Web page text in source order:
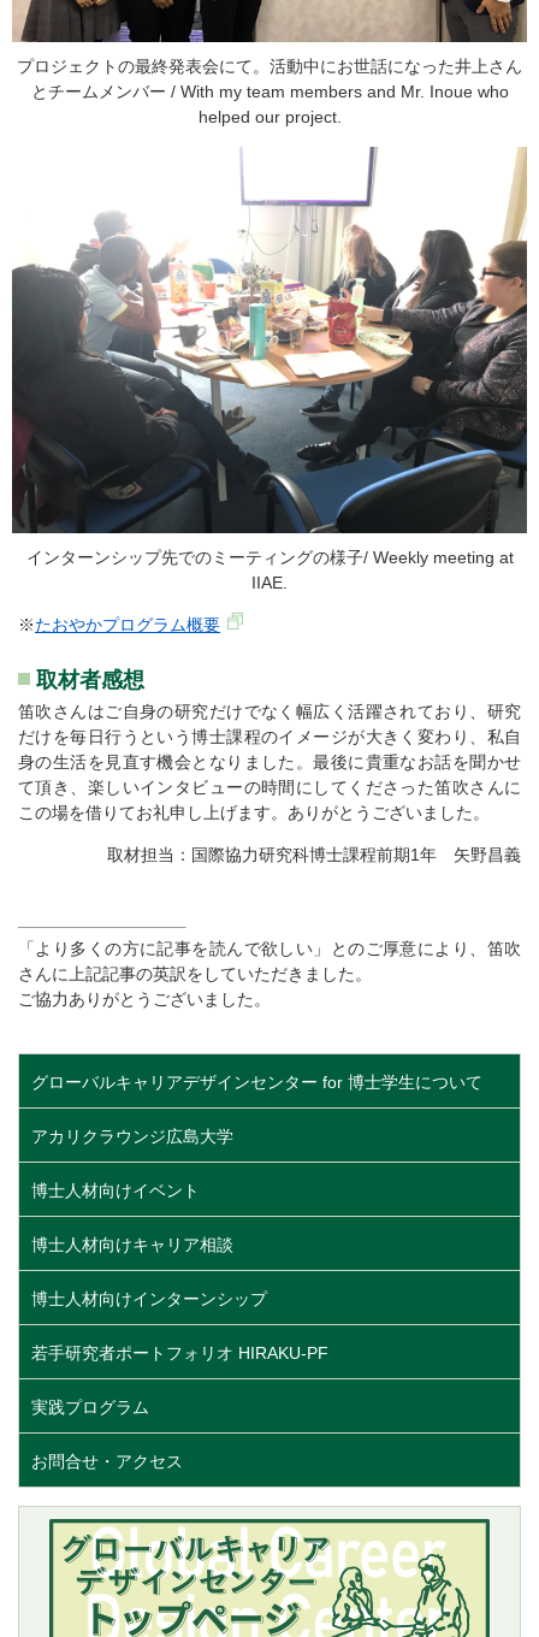
プロジェクトの最終発表会にて。活動中にお世話になった井上さん
とチームメンバー / With my team members and Mr. Inoue who
helped our project.
インターンシップ先でのミーティングの様子/ Weekly meeting at
IIAE.
※たおやかプログラム概要
取材者感想
笛吹さんはご自身の研究だけでなく幅広く活躍されており、研究
だけを毎日行うという博士課程のイメージが大きく変わり、私自
身の生活を見直す機会となりました。最後に貴重なお話を聞かせ
て頂き、楽しいインタビューの時間にしてくださった笛吹さんに
この場を借りてお礼申し上げます。ありがとうございました。
取材担当：国際協力研究科博士課程前期1年 矢野昌義
「より多くの方に記事を読んで欲しい」とのご厚意により、笛吹
さんに上記記事の英訳をしていただきました。
ご協力ありがとうございました。
グローバルキャリアデザインセンター for 博士学生について
アカリクラウンジ広島大学
博士人材向けイベント
博士人材向けキャリア相談
博士人材向けインターンシップ
若手研究者ポートフォリオ HIRAKU-PF
実践プログラム
お問合せ・アクセス